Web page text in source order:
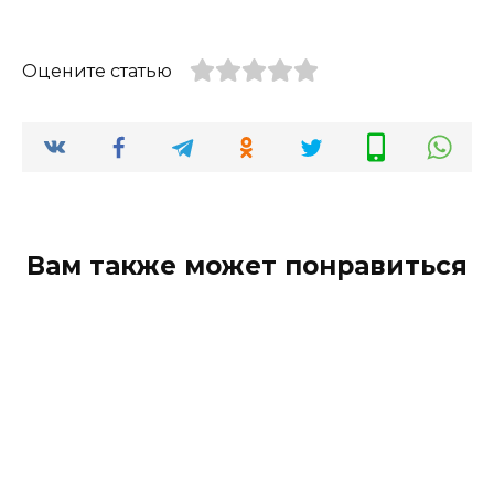
Оцените статью
Вам также может понравиться